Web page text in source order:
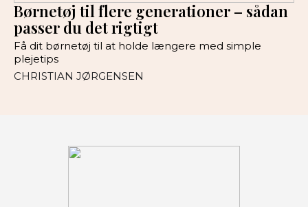
Børnetøj til flere generationer – sådan
passer du det rigtigt
Få dit børnetøj til at holde længere med simple
plejetips
CHRISTIAN JØRGENSEN